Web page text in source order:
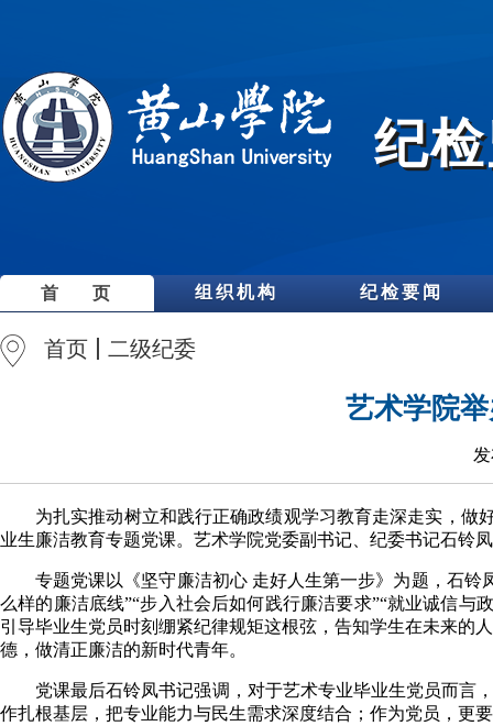
纪
首 页 组织机构 纪检要闻
首页 二级纪委
艺术学院
为扎实推动树立和践行正确政绩观学习教育走深走实，做
业生廉洁教育专题党课。艺术学院党委副书记、纪委书记石铃
专题党课以《坚守廉洁初心 走好人生第一步》为题，石
么样的廉洁底线”“步入社会后如何践行廉洁要求”“就业诚信
引导毕业生党员时刻绷紧纪律规矩这根弦，告知学生在未来的
德，做清正廉洁的新时代青年。
党课最后石铃凤书记强调，对于艺术专业毕业生党员而言
作扎根基层，把专业能力与民生需求深度结合；作为党员，更